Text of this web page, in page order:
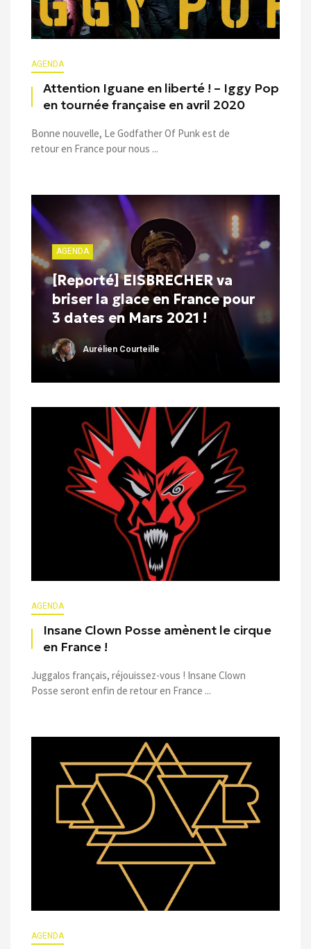
AGENDA
Attention Iguane en liberté ! – Iggy Pop
en tournée française en avril 2020
Bonne nouvelle, Le Godfather Of Punk est de
retour en France pour nous ...
AGENDA
[Reporté] EISBRECHER va
briser la glace en France pour
3 dates en Mars 2021 !
Aurélien Courteille
AGENDA
Insane Clown Posse amènent le cirque
en France !
Juggalos français, réjouissez-vous ! Insane Clown
Posse seront enfin de retour en France ...
AGENDA